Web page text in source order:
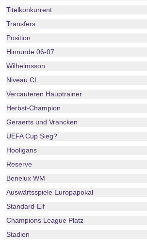
Titelkonkurrent
Transfers
Position
Hinrunde 06-07
Wilhelmsson
Niveau CL
Vercauteren Hauptrainer
Herbst-Champion
Geraerts und Vrancken
UEFA Cup Sieg?
Hooligans
Reserve
Benelux WM
Auswärtsspiele Europapokal
Standard-Elf
Champions League Platz
Stadion